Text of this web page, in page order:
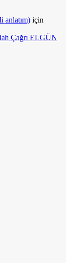
anlatım) için
Çağrı ELGÜN